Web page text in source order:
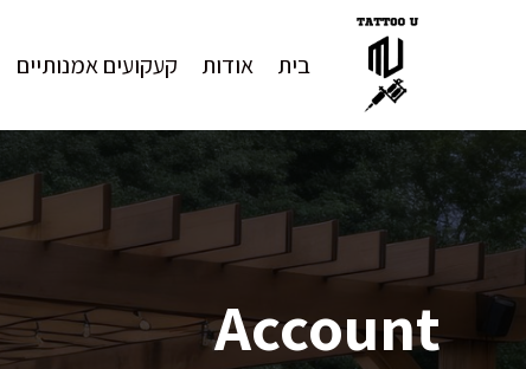
בית אודות קעקועים אמנותיים
Account